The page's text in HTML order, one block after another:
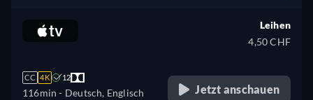
CC 4K 12
116min - Deutsch, Englisch
Leihen
4,50 CHF
Jetzt anschauen